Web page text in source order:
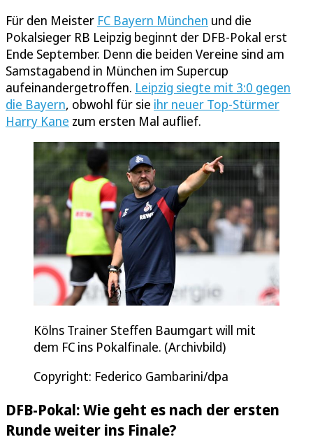
Für den Meister FC Bayern München und die
Pokalsieger RB Leipzig beginnt der DFB-Pokal erst
Ende September. Denn die beiden Vereine sind am
Samstagabend in München im Supercup
aufeinandergetroffen. Leipzig siegte mit 3:0 gegen
die Bayern, obwohl für sie ihr neuer Top-Stürmer
Harry Kane zum ersten Mal auflief.
Kölns Trainer Steffen Baumgart will mit
dem FC ins Pokalfinale. (Archivbild)
Copyright: Federico Gambarini/dpa
DFB-Pokal: Wie geht es nach der ersten
Runde weiter ins Finale?